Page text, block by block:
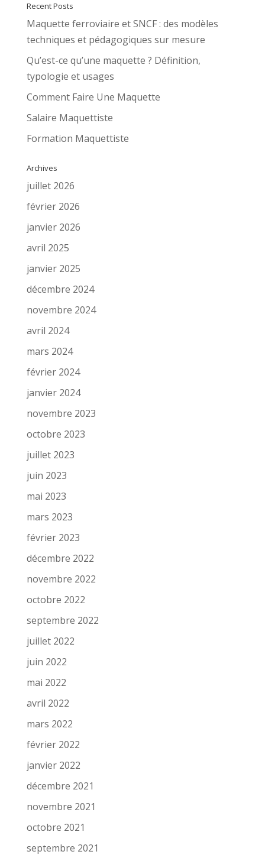
Recent Posts
Maquette ferroviaire et SNCF : des modèles
techniques et pédagogiques sur mesure
Qu’est-ce qu’une maquette ? Définition,
typologie et usages
Comment Faire Une Maquette
Salaire Maquettiste
Formation Maquettiste
Archives
juillet 2026
février 2026
janvier 2026
avril 2025
janvier 2025
décembre 2024
novembre 2024
avril 2024
mars 2024
février 2024
janvier 2024
novembre 2023
octobre 2023
juillet 2023
juin 2023
mai 2023
mars 2023
février 2023
décembre 2022
novembre 2022
octobre 2022
septembre 2022
juillet 2022
juin 2022
mai 2022
avril 2022
mars 2022
février 2022
janvier 2022
décembre 2021
novembre 2021
octobre 2021
septembre 2021